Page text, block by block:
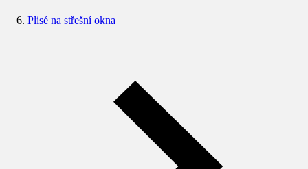
Plisé na střešní okna